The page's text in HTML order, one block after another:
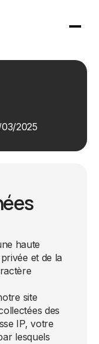
2025
haute
et de la
site
des
IP, votre
lesquels